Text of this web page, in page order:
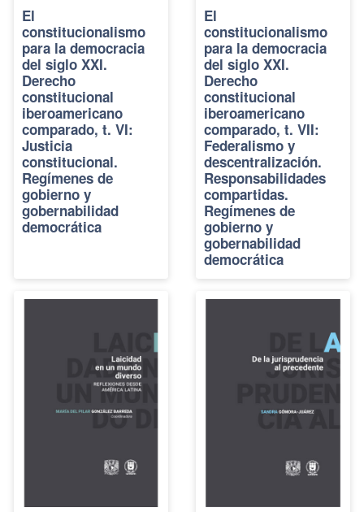
El
constitucionalismo
para la democracia
del siglo XXI.
Derecho
constitucional
iberoamericano
comparado, t. VI:
Justicia
constitucional.
Regímenes de
gobierno y
gobernabilidad
democrática
El
constitucionalismo
para la democracia
del siglo XXI.
Derecho
constitucional
iberoamericano
comparado, t. VII:
Federalismo y
descentralización.
Responsabilidades
compartidas.
Regímenes de
gobierno y
gobernabilidad
democrática